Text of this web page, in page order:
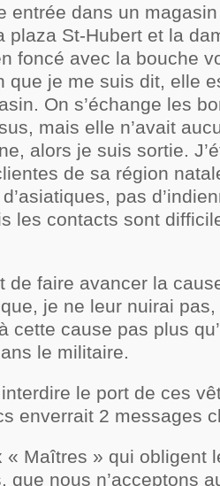
entrée dans un
plaza St-Hubert et la
foncé avec la bouche
que je me suis dit, elle
On s’échange les
mais elle n’avait
alors je suis sortie.
de sa région
pas
les contacts sont
de faire avancer la
je ne leur nuirai
cette cause pas plus
le militaire.
le port de ces
enverrait 2 messages
« Maîtres » qui obligent
que nous n’acceptons